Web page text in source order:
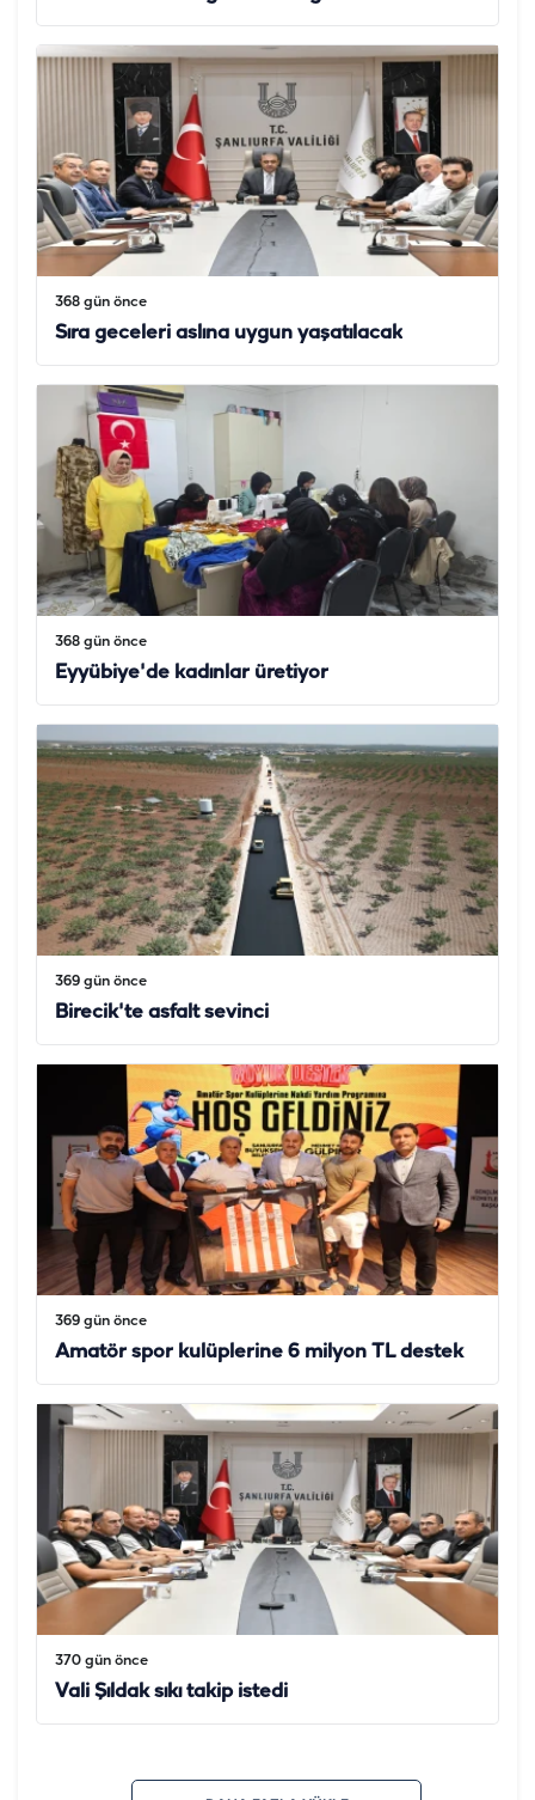
368 gün önce
Sıra geceleri aslına uygun yaşatılacak
368 gün önce
Eyyübiye'de kadınlar üretiyor
369 gün önce
Birecik'te asfalt sevinci
369 gün önce
Amatör spor kulüplerine 6 milyon TL destek
370 gün önce
Vali Şıldak sıkı takip istedi